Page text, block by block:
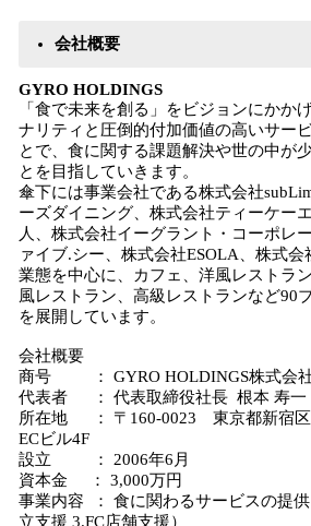
会社概要
GYRO HOLDINGS
「食で未来を創る」をビジョンにかか
ナリティと圧倒的付加価値の高いサー
とで、食に関する課題解決や世の中が
とを目指していきます。
傘下には事業会社である株式会社
ーズダイニング、株式会社ティーケー
人、株式会社イーグラント・コーポレ
ァイブ.シー、株式会社ESOLA、株式
業態を中心に、カフェ、洋風レストラ
風レストラン、高級レストランなど90
を展開しています。
会社概要
商号 ： GYRO HOLDINGS株式会
代表者 ： 代表取締役社長 根本 寿一
所在地 ： 〒160-0023 東京都新宿
ECビル4F
設立 ： 2006年6月
資本金 ： 3,000万円
事業内容 ： 食に関わるサービスの提
立支援 3.FC店舗支援）